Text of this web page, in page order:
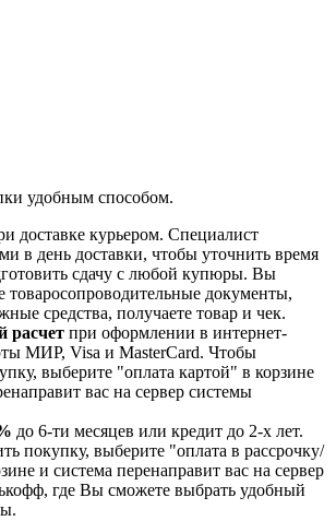
удобным способом.
доставке курьером. Специалист
в день доставки, чтобы уточнить время
сдачу с любой купюры. Вы
товаросопроводительные документы,
средства, получаете товар и чек.
расчет при оформлении в интернет-
МИР, Visa и MasterCard. Чтобы
выберите "оплата картой" в корзине
вас на сервер системы
до 6-ти месяцев или кредит до 2-х лет.
покупку, выберите "оплата в рассрочку/
и система перенаправит вас на сервер
где Вы сможете выбрать удобный